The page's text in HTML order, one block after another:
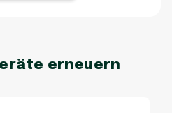
erneuern